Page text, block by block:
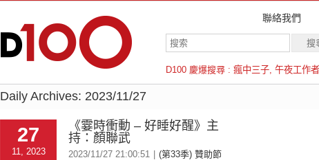
聯絡我們
D100 慶爆搜尋 : 瘋中三子, 午夜工作
羅倫斯
Daily Archives: 2023/11/27
27
11, 2023
《霎時衝動 – 好睡好醒》主
持：顏聯武
2023/11/27 21:00:51
(第33季) 贊助節